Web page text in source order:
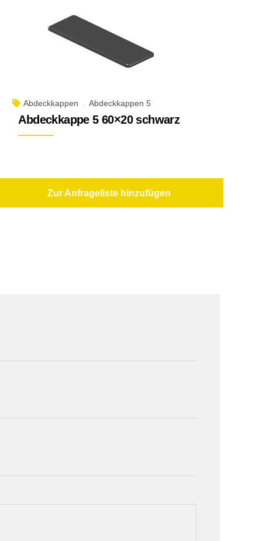
Abdeckkappen Abdeckkappen 5
Abdeckkappe 5 60×20 schwarz
Zur Anfrageliste hinzufügen